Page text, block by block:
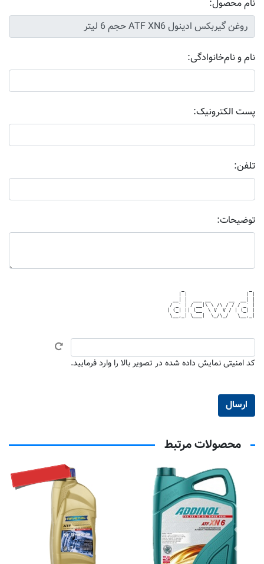
نام محصول:
نام و نام‌خانوادگی:
پست الکترونیک:
تلفن:
توضیحات:
/ _` | / __|\ \ /\ / / / _` |
| (_| || (__  \ V  V / | (_| |
\__,_| \___|  \_/\_/   \__,_|
کد امنیتی نمایش داده شده در تصویر بالا را وارد فرمایید.
محصولات مرتبط